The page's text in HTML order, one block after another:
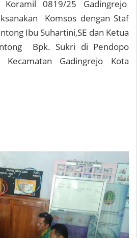
Koramil 0819/25 Gadingrejo
Komsos dengan Staf
Ibu Suhartini,SE dan Ketua
Bpk. Sukri di Pendopo
Kecamatan Gadingrejo Kota